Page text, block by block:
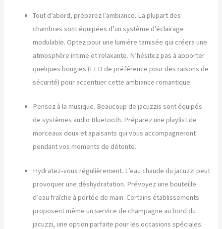
Tout d’abord, préparez l’ambiance. La plupart des
chambres sont équipées d’un système d’éclairage
modulable. Optez pour une lumière tamisée qui créera une
atmosphère intime et relaxante. N’hésitez pas à apporter
quelques bougies (LED de préférence pour des raisons de
sécurité) pour accentuer cette ambiance romantique.
Pensez à la musique. Beaucoup de jacuzzis sont équipés
de systèmes audio Bluetooth. Préparez une playlist de
morceaux doux et apaisants qui vous accompagneront
pendant vos moments de détente.
Hydratez-vous régulièrement. L’eau chaude du jacuzzi peut
provoquer une déshydratation. Prévoyez une bouteille
d’eau fraîche à portée de main. Certains établissements
proposent même un service de champagne au bord du
jacuzzi, une option parfaite pour les occasions spéciales.